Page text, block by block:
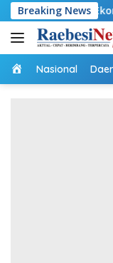
Langsung
ke
konten
Breaking News
Ekonomi Keluarga
Home
Nasional